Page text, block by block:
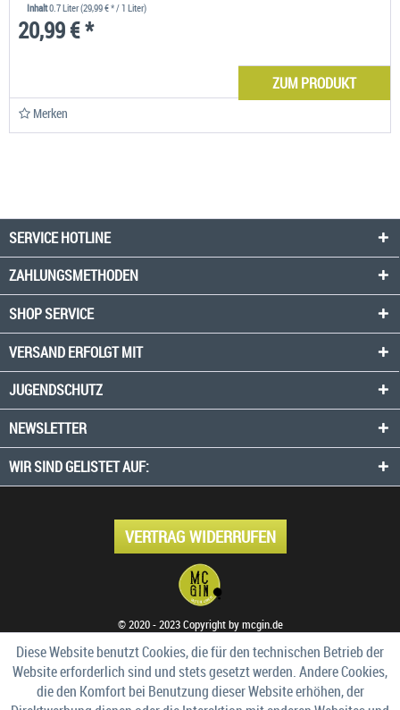
Inhalt0.7 Liter(29,99 € * / 1 Liter)
20,99 € *
ZUM PRODUKT
Merken
SERVICE HOTLINE
ZAHLUNGSMETHODEN
SHOP SERVICE
VERSAND ERFOLGT MIT
JUGENDSCHUTZ
NEWSLETTER
WIR SIND GELISTET AUF:
VERTRAG WIDERRUFEN
© 2020 - 2023 Copyright by mcgin.de
Diese Website benutzt Cookies, die für den technischen Betrieb der
Website erforderlich sind und stets gesetzt werden. Andere Cookies,
die den Komfort bei Benutzung dieser Website erhöhen, der